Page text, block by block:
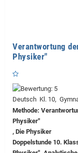
Verantwortung
Physiker"
Deutsch Kl. 10,
Methode:
Physiker"
, Die Physiker
Doppelstunde 10.